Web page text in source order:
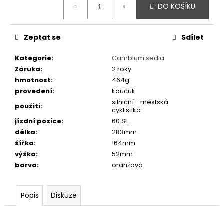
DO KOŠÍKU
Kategorie:
Cambium sedla
Záruka:
2 roky
hmotnost:
464g
provedení:
kaučuk
použití:
silniční - městská
cyklistika
jízdní pozice:
60 St.
délka:
283mm
šířka:
164mm
výška:
52mm
barva: oranžová
Zeptat se Sdílet
Popis Diskuze
e
m
e
PRUŽINOVÉ
SEDLO
DDK
HNĚDÉ
560
Kč